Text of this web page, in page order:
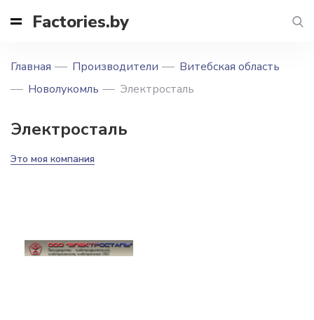
Factories.by
Главная Производители
Витебская область
Новолукомль
Электросталь
Электросталь
Это моя компания